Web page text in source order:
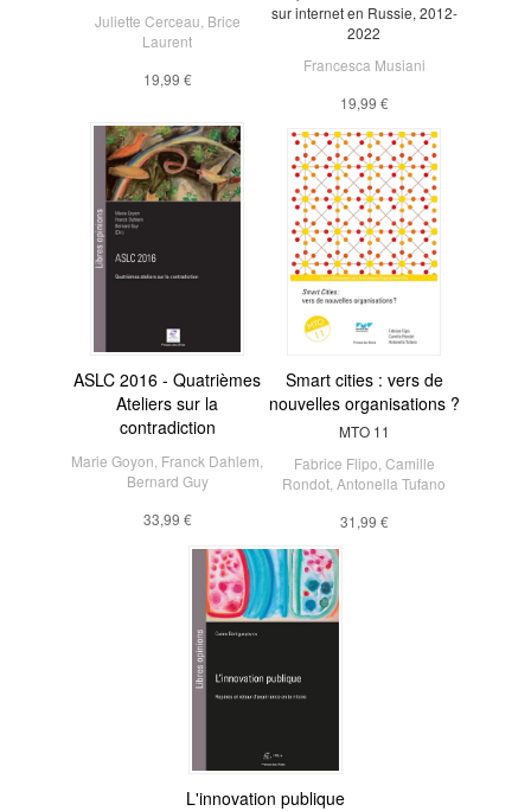
Juliette Cerceau Brice
Laurent
19,99 €
sur internet en Russie, 2012-
2022
Francesca Musiani
19,99 €
ASLC 2016 - Quatrièmes
Ateliers sur la
contradiction
Marie Goyon Franck Dahlem
Bernard Guy
33,99 €
Smart cities : vers de
nouvelles organisations ?
MTO 11
Fabrice Flipo Camille
Rondot Antonella Tufano
31,99 €
L'innovation publique